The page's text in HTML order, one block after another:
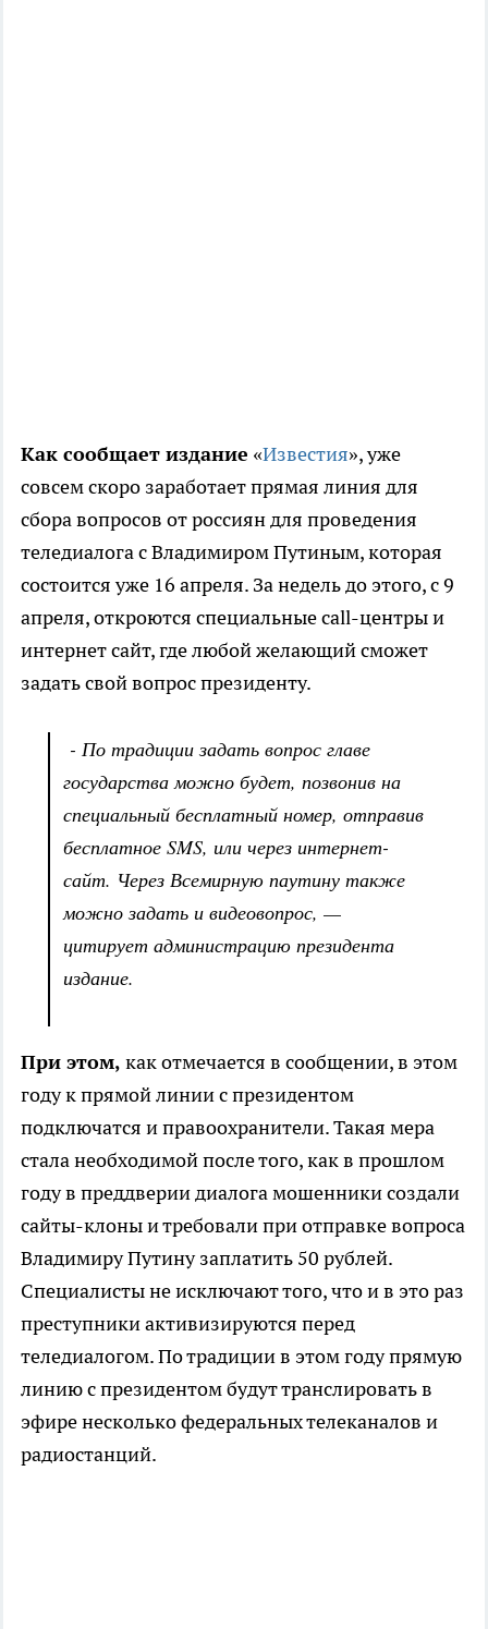
Как сообщает издание «Известия», уже
совсем скоро заработает прямая линия для
сбора вопросов от россиян для проведения
теледиалога с Владимиром Путиным, которая
состоится уже 16 апреля. За недель до этого, с 9
апреля, откроются специальные call-центры и
интернет сайт, где любой желающий сможет
задать свой вопрос президенту.
- По традиции задать вопрос главе
государства можно будет, позвонив на
специальный бесплатный номер, отправив
бесплатное SMS, или через интернет-
сайт. Через Всемирную паутину также
можно задать и видеовопрос, —
цитирует администрацию президента
издание.
При этом, как отмечается в сообщении, в этом
году к прямой линии с президентом
подключатся и правоохранители. Такая мера
стала необходимой после того, как в прошлом
году в преддверии диалога мошенники создали
сайты-клоны и требовали при отправке вопроса
Владимиру Путину заплатить 50 рублей.
Специалисты не исключают того, что и в это раз
преступники активизируются перед
теледиалогом. По традиции в этом году прямую
линию с президентом будут транслировать в
эфире несколько федеральных телеканалов и
радиостанций.